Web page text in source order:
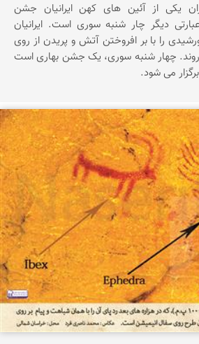
یکی از آئین های کهن ایرانیان جشن
دیگر چار شنبه سوری است. ایرانیان
را با بر افروختن آتش و پریدن از روی
روند. چهار شنبه سوری، یک جشن بهاری است
می شود.